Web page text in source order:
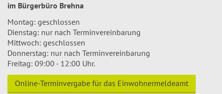
im Bürgerbüro Brehna
Montag: geschlossen
Dienstag: nur nach Terminvereinbarung
Mittwoch: geschlossen
Donnerstag: nur nach Terminvereinbarung
Freitag: 09:00 - 12:00 Uhr.
Online-Terminvergabe für das Einwohnermeldeamt